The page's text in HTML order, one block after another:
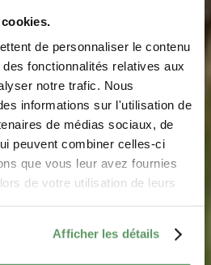
de personnaliser le contenu
fonctionnalités relatives aux
notre trafic. Nous
informations sur l'utilisation de
de médias sociaux, de
peuvent combiner celles-ci
que vous leur avez fournies
de votre utilisation de leurs
Afficher les détails
- MÄI BËSCH
veiligheid in
natuur